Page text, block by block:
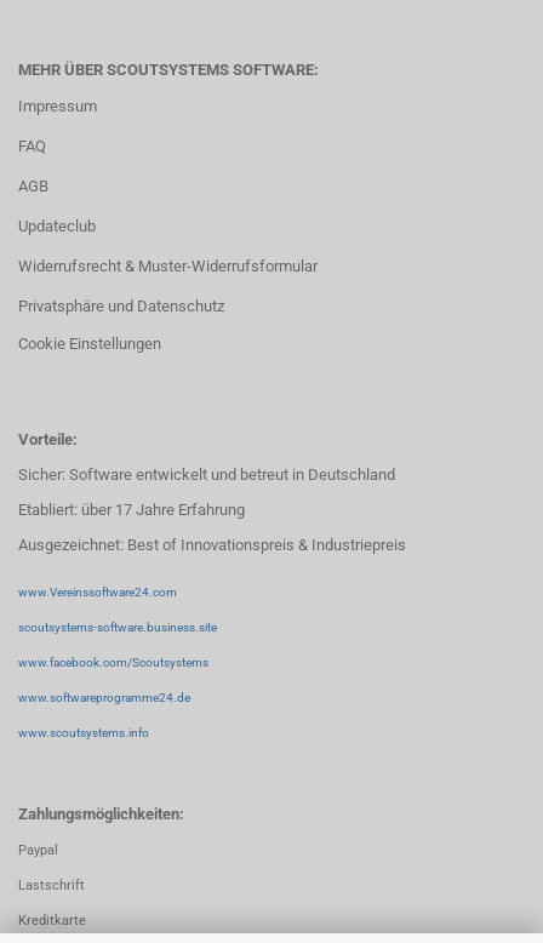
MEHR ÜBER SCOUTSYSTEMS SOFTWARE:
Impressum
FAQ
AGB
Updateclub
Widerrufsrecht & Muster-Widerrufsformular
Privatsphäre und Datenschutz
Cookie Einstellungen
Vorteile:
Sicher: Software entwickelt und betreut in Deutschland
Etabliert: über 17 Jahre Erfahrung
Ausgezeichnet: Best of Innovationspreis & Industriepreis
www.Vereinssoftware24.com
scoutsystems-software.business.site
www.facebook.com/Scoutsystems
www.softwareprogramme24.de
www.scoutsystems.info
Zahlungsmöglichkeiten:
Paypal
Lastschrift
Kreditkarte